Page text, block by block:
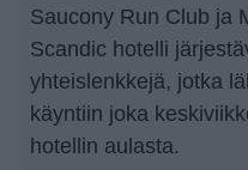
Saucony Run Club ja
Scandic hotelli
yhteislenkkejä, jotka
käyntiin joka
hotellin aulasta.